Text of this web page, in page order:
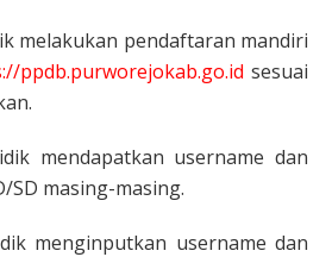
melakukan pendaftaran mandiri
ppdb.purworejokab.go.idsesuai
mendapatkan username dan
SD masing-masing.
menginputkan username dan